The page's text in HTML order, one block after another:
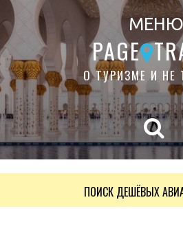
МЕНЮ
PAGE
О ТУРИЗМЕ И НЕ
ПОИСК ДЕШЁВЫХ